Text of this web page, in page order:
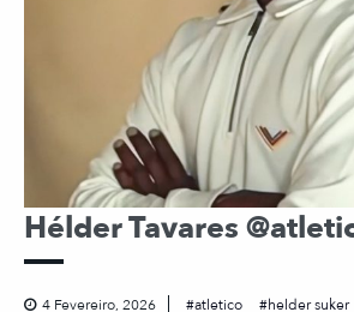
Hélder Tavares
4 Fevereiro, 2026 atletico helder suker